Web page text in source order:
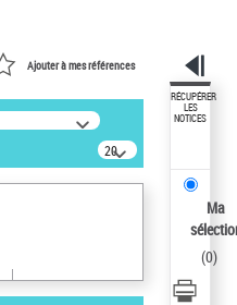
Ajouter à mes références
20
résultats/page
RÉCUPÉRER
LES
NOTICES
Ma
(0)